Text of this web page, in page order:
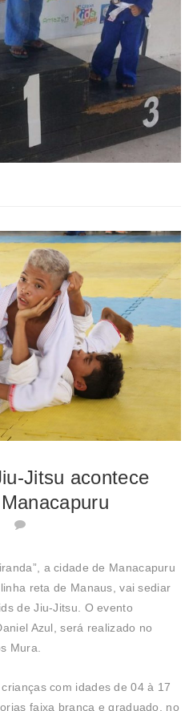
Jitsu acontece
a cidade de Manacapuru
reta de Manaus, vai sediar
de Jiu-Jitsu. O evento
Azul, será realizado no
Mura.
com idades de 04 à 17
faixa branca e graduado, no